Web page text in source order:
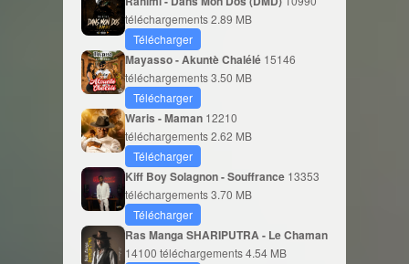
téléchargements2.89 MB
Télécharger
Mayasso - Akuntè Chalélé 15146
téléchargements3.50 MB
Télécharger
Waris - Maman 12210
téléchargements2.62 MB
Télécharger
Kiff Boy Solagnon - Souffrance 13353
téléchargements3.70 MB
Télécharger
Ras Manga SHARIPUTRA - Le Chaman
14100 téléchargements4.54 MB